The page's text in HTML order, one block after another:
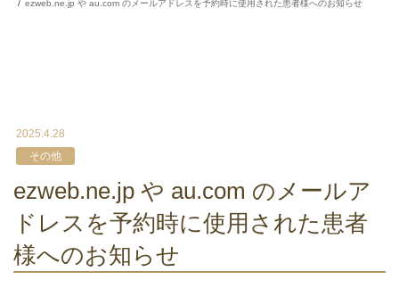
ezweb.ne.jp や au.com のメールアドレスを予約時に使用された患者様へのお知らせ
2025.4.28
その他
ezweb.ne.jp や au.com のメールア
ドレスを予約時に使用された患者
様へのお知らせ